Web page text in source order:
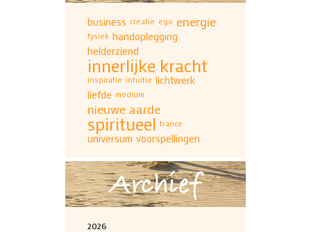
business creatie ego energie
fysiek handoplegging
helderziend
innerlijke kracht
inspiratie intuitie lichtwerk
liefde medium
nieuwe aarde
spiritueel trance
universum voorspellingen
Archief
2026